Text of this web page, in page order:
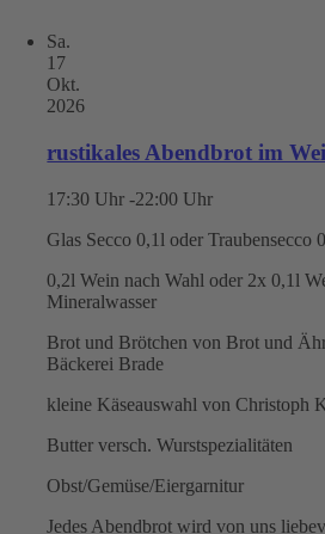
Sa.
17
Okt.
2026
rustikales Abendbrot im
17:30 Uhr -22:00 Uhr
Glas Secco 0,1l oder
0,2l Wein nach Wahl oder 2x 0,1l
Mineralwasser
Brot und Brötchen von Brot und
Bäckerei Brade
kleine Käseauswahl von Christoph
Butter versch. Wurstspezialitäten
Obst/Gemüse/Eiergarnitur
Jedes Abendbrot wird von uns